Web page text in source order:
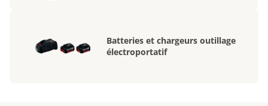
Batteries et chargeurs outillage
électroportatif